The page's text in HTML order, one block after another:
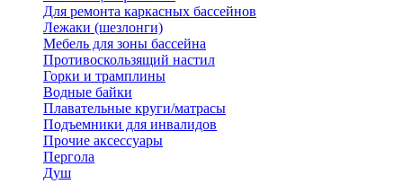
Для ремонта каркасных бассейнов
Лежаки (шезлонги)
Мебель для зоны бассейна
Противоскользящий настил
Горки и трамплины
Водные байки
Плавательные круги/матрасы
Подъемники для инвалидов
Прочие аксессуары
Пергола
Душ